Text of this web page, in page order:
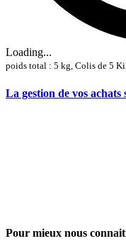
Loading...
poids total : 5 kg, Colis de 5
La gestion de vos
Pour mieux nous